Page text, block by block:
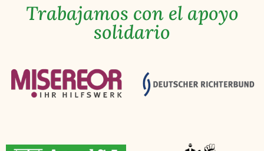
Trabajamos con el apoyo
solidario